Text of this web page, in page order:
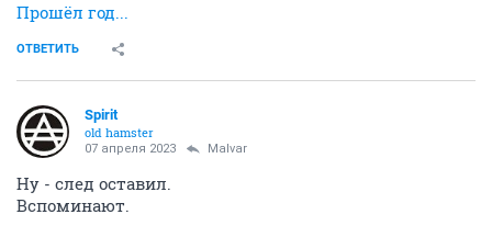
Прошёл год...
ОТВЕТИТЬ
Spirit
old hamster
07 апреля 2023 Malvar
Ну - след оставил.
Вспоминают.